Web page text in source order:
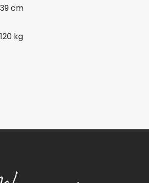
39 cm
120 kg